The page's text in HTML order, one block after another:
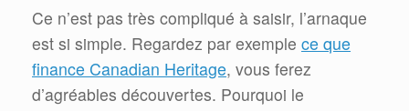
Ce n’est pas très compliqué à saisir, l’arnaque
est si simple. Regardez par exemple ce que
finance Canadian Heritage, vous ferez
d’agréables découvertes. Pourquoi le